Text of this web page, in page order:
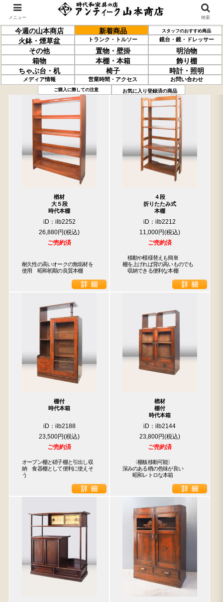
今週の山本商店 新着商品 スタッフのおすすめ商品
火鉢・煙草盆 トランク・トルソー 鏡台・鏡・ドレッサー
その他 置物・壁掛
明治物
箱物
本棚・本箱
飾り棚
ちゃぶ台・机
椅子 時計・照明
メディア情報 営業時間・アクセス お問い合わせ
ご購入に際しての注意 お気に入り登録済の商品
過去の取り扱い商品(3月20日分) 売約済の商品を非表示にする
楢材
大５段
時代本棚
iD：ilb2252
26,880円
ご売約済
耐久性の高いオークの無垢材を
使用　昭和初期の良質本棚
４段
折りたたみ式
本棚
iD：ilb2212
11,000円
ご売約済
移動や模様替えも簡単
棚を上げれば背の高いものでも
収納できる便利な本棚
棚付
時代本箱
iD：ilb2188
23,500円
ご売約済
オープン棚と硝子棚と引出し収
納　食器棚として便利に使えそ
う
楢材
棚付
時代本箱
iD：ilb2144
23,800円
ご売約済
〈棚板移動可能〉
深みのある楢の色味が良い
昭和レトロな本箱
メニュー 検索